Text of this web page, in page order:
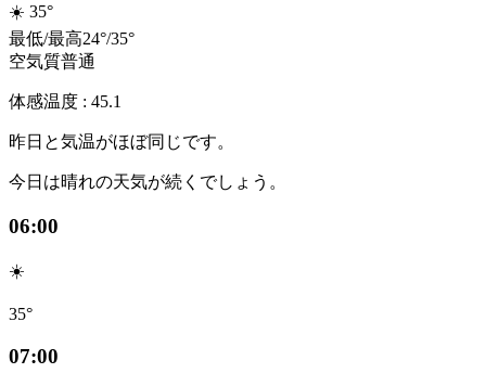
☀️ 35°
最低/最高24°/35°
空気質普通
体感温度 : 45.1
昨日と気温がほぼ同じです。
今日は晴れの天気が続くでしょう。
06:00
☀️
35°
07:00